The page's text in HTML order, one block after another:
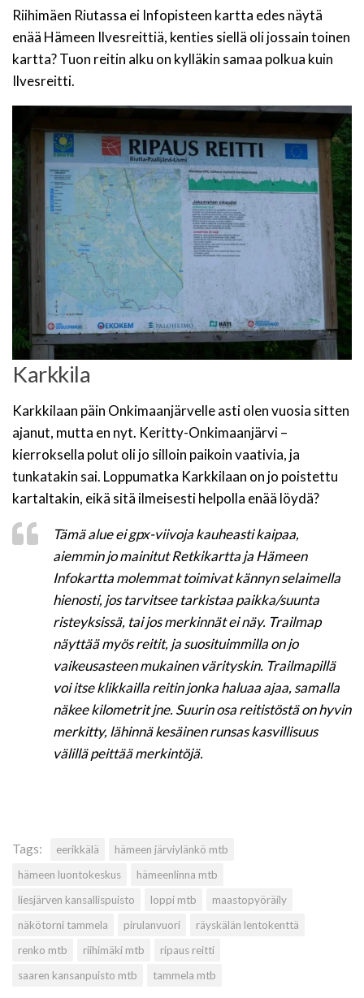
Riihimäen Riutassa ei Infopisteen kartta edes näytä
enää Hämeen Ilvesreittiä, kenties siellä oli jossain toinen
kartta? Tuon reitin alku on kylläkin samaa polkua kuin
Ilvesreitti.
Karkkila
Karkkilaan päin Onkimaanjärvelle asti olen vuosia sitten
ajanut, mutta en nyt. Keritty-Onkimaanjärvi –
kierroksella polut oli jo silloin paikoin vaativia, ja
tunkatakin sai. Loppumatka Karkkilaan on jo poistettu
kartaltakin, eikä sitä ilmeisesti helpolla enää löydä?
Tämä alue ei gpx-viivoja kauheasti kaipaa,
aiemmin jo mainitut Retkikartta ja Hämeen
Infokartta molemmat toimivat kännyn selaimella
hienosti, jos tarvitsee tarkistaa paikka/suunta
risteyksissä, tai jos merkinnät ei näy. Trailmap
näyttää myös reitit, ja suosituimmilla on jo
vaikeusasteen mukainen värityskin. Trailmapillä
voi itse klikkailla reitin jonka haluaa ajaa, samalla
näkee kilometrit jne. Suurin osa reitistöstä on hyvin
merkitty, lähinnä kesäinen runsas kasvillisuus
välillä peittää merkintöjä.
Tags: eerikkälä
hämeen järviylänkö mtb
hämeen luontokeskus
hämeenlinna mtb
liesjärven kansallispuisto
loppi mtb
maastopyöräily
näkötorni tammela
pirulanvuori
räyskälän lentokenttä
renko mtb
riihimäki mtb
ripaus reitti
saaren kansanpuisto mtb
tammela mtb